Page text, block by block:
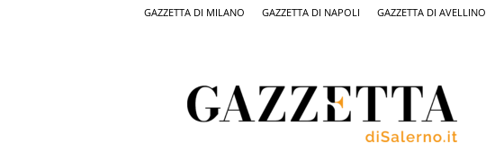
GAZZETTA DI MILANO GAZZETTA DI NAPOLI GAZZETTA DI AVELLINO
Salerno,
il
quotidiano